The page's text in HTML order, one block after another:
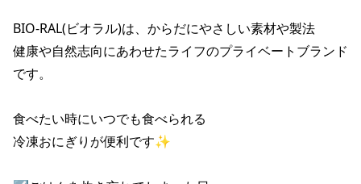
BIO-RAL(ビオラル)は、からだにやさしい素材や製法
健康や自然志向にあわせたライフのプライベートブランド
です。
食べたい時にいつでも食べられる
冷凍おにぎりが便利です✨